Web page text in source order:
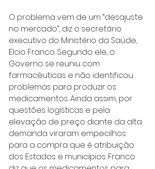
O problema vem de um “desajuste
no mercado”, diz o secretário
executivo do Ministério da Saúde,
Elcio Franco. Segundo ele, o
Governo se reuniu com
farmacêuticas e não identificou
problemas para produzir os
medicamentos. Ainda assim, por
questões logísticas e pela
elevação de preço diante da alta
demanda viraram empecilhos
para a compra que é atribuição
dos Estados e municípios. Franco